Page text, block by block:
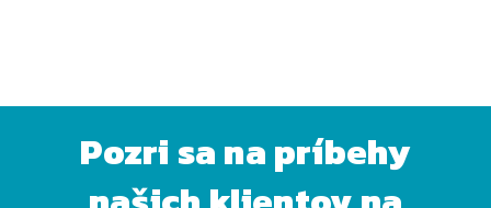
Pozri sa na príbehy